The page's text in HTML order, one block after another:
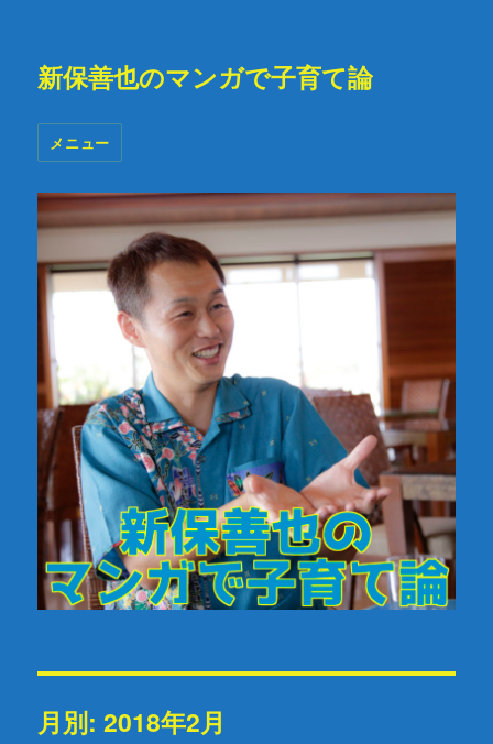
新保善也のマンガで子育て論
メニュー
月別: 2018年2月